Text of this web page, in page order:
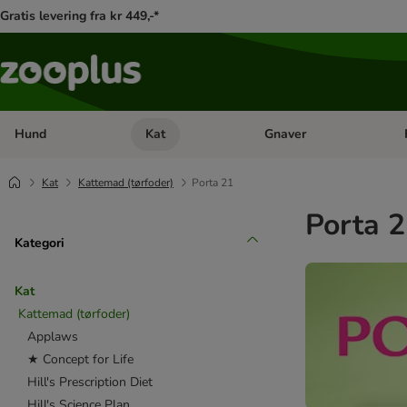
Gratis levering fra kr 449,-*
Hund Åben kategori menu: Hund
Kat Åben kategori menu: Kat
Gnaver
Kat Kattemad (tørfoder) Porta 21
Kategori
Kat
Kattemad (tørfoder)
Applaws
★ Concept for Life
Hill's Prescription Diet
Porta